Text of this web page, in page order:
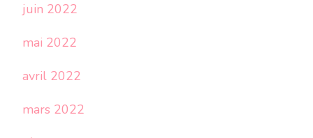
juin 2022
mai 2022
avril 2022
mars 2022